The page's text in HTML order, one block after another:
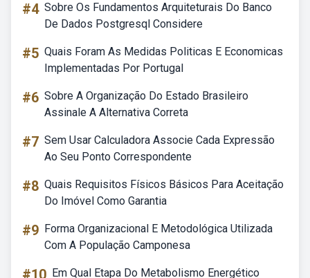
#4 Sobre Os Fundamentos Arquiteturais Do Banco
De Dados Postgresql Considere
#5 Quais Foram As Medidas Politicas E Economicas
Implementadas Por Portugal
#6 Sobre A Organização Do Estado Brasileiro
Assinale A Alternativa Correta
#7 Sem Usar Calculadora Associe Cada Expressão
Ao Seu Ponto Correspondente
#8 Quais Requisitos Físicos Básicos Para Aceitação
Do Imóvel Como Garantia
#9 Forma Organizacional E Metodológica Utilizada
Com A População Camponesa
#10 Em Qual Etapa Do Metabolismo Energético